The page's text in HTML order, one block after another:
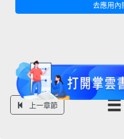
去應用內
上一章節